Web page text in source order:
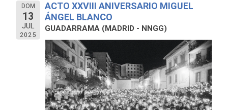
DOM
13
JUL
2025
ACTO XXVIII ANIVERSARIO MIGUEL
ÁNGEL BLANCO
GUADARRAMA (MADRID - NNGG)